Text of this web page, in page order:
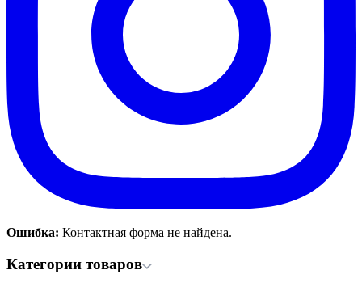
Ошибка: Контактная форма не найдена.
Категории товаров